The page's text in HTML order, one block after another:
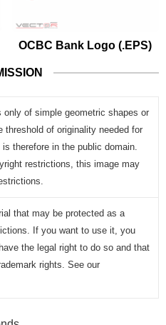
OCBC Bank Logo (.EPS)
of simple geometric shapes or
of originality needed for
therefore in the public domain.
restrictions, this image may
that may be protected as a
If you want to use it, you
the legal right to do so and that
rights. See our